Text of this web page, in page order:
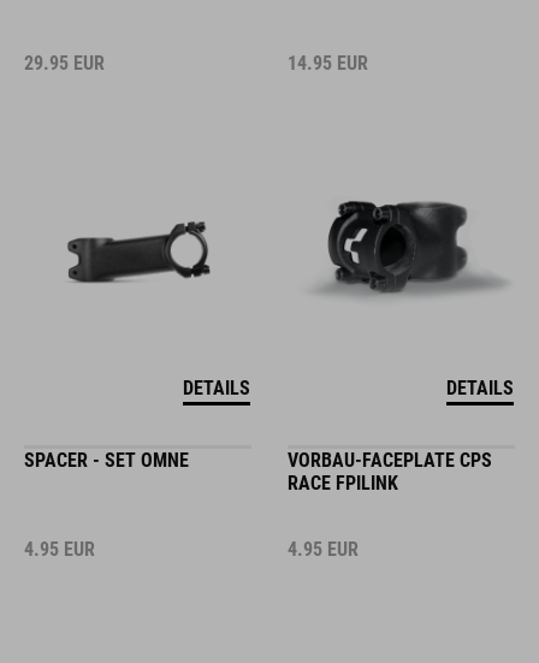
29.95 EUR
DETAILS
14.95 EUR
DETAILS
SPACER - SET OMNE
4.95 EUR
VORBAU-FACEPLATE CPS
RACE FPILINK
4.95 EUR